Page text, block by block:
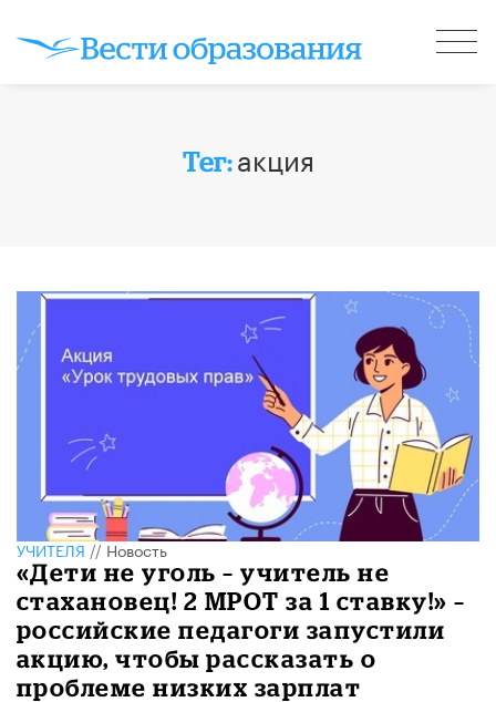
Тег:акция
УЧИТЕЛЯ//Новость
«Дети не уголь – учитель не
стахановец! 2 МРОТ за 1 ставку!» –
российские педагоги запустили
акцию, чтобы рассказать о
проблеме низких зарплат